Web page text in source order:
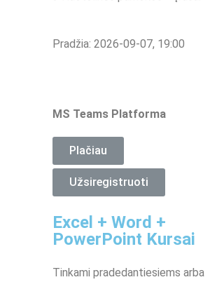
Pradžia: 2026-09-07, 19:00
MS Teams Platforma
Plačiau
Užsiregistruoti
Excel + Word +
PowerPoint Kursai
Tinkami pradedantiesiems arba